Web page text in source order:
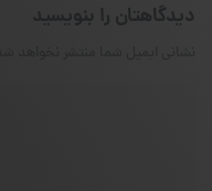
دیدگاهتان را بنویسید